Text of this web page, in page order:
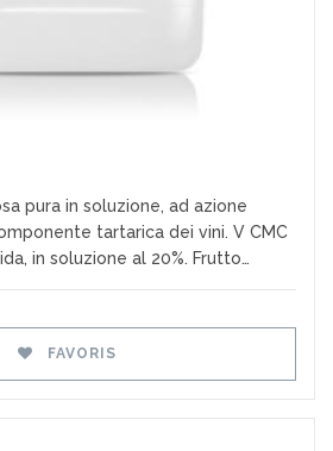
pura in soluzione, ad azione
tartarica dei vini. V CMC
in soluzione al 20%. Frutto…
FAVORIS